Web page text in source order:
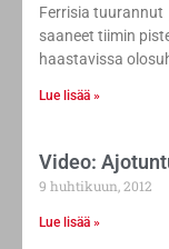
Ferrisia tuurannut
saaneet tiimin
haastavissa
Lue lisää »
Video:
9 huhtikuun, 2012
Lue lisää »